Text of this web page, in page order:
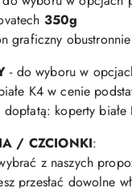
350g
graficzny
- do wyboru w
K4 w cenie
koperty
/ CZCIONKI:
z naszych
przesłać dowolne